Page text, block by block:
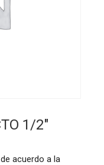
1/2″
acuerdo a la